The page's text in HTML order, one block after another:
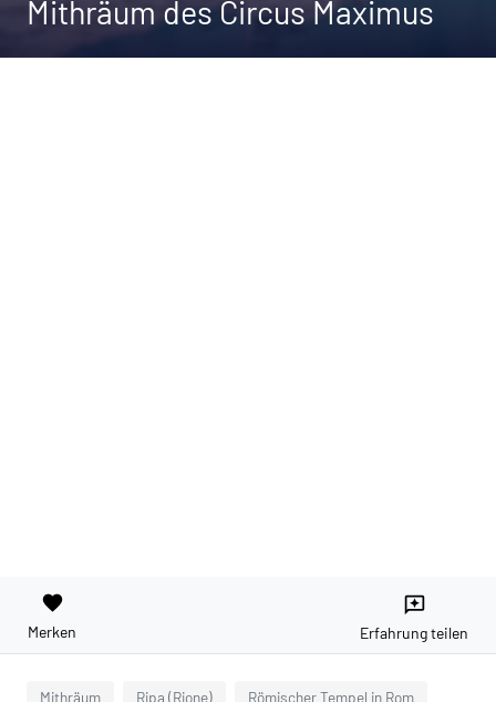
Mithräum des Circus Maximus
favorite
Merken
reviews
Erfahrung teilen
Mithräum Ripa (Rione) Römischer Tempel in Rom